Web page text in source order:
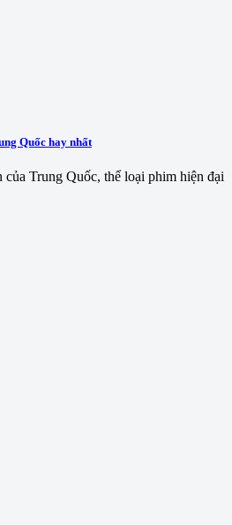
Quốc hay nhất
Trung Quốc, thể loại phim hiện đại